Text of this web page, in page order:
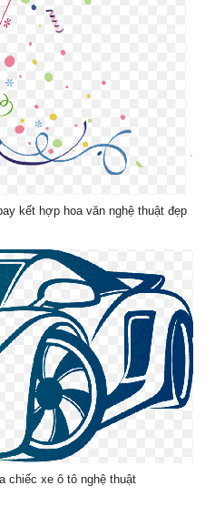
kết hợp hoa văn nghệ thuật đẹp
chiếc xe ô tô nghệ thuật